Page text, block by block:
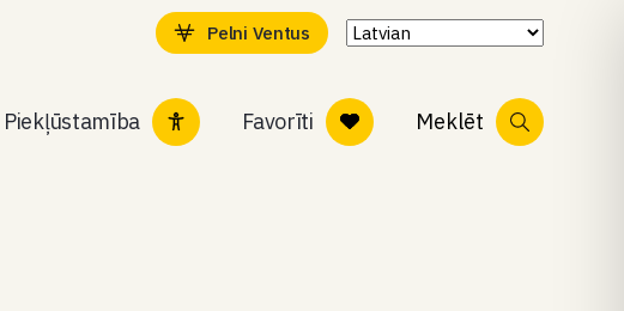
Pelni Ventus
Piekļūstamība Favorīti Meklēt